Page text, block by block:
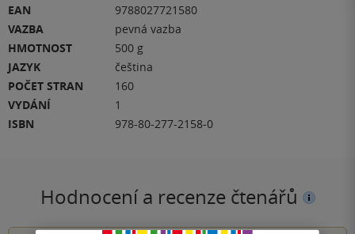
EAN
9788027721580
VAZBA
pevná vazba
HMOTNOST
500 g
JAZYK
čeština
POČET STRAN
160
VYDÁNÍ
1
ISBN
978-80-277-2158-0
Hodnocení a recenze čtenářů